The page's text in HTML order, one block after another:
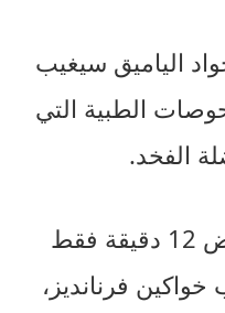
الياميق سيغيب
الطبية التي
الفخد.
وكان جواد الياميق قد خاض 12 دقيقة فقط
فرنانديز،